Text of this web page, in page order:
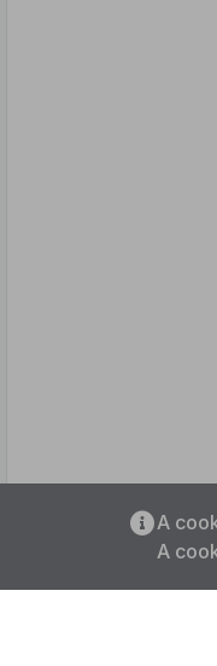
Az oldalmenübe
ALT + S
A
A